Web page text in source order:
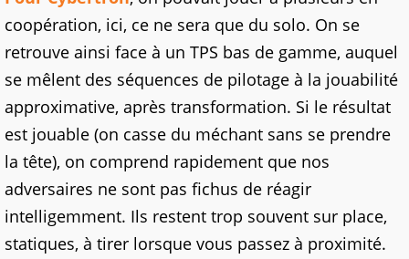
coopération, ici, ce ne sera que du solo. On se
retrouve ainsi face à un TPS bas de gamme, auquel
se mêlent des séquences de pilotage à la jouabilité
approximative, après transformation. Si le résultat
est jouable (on casse du méchant sans se prendre
la tête), on comprend rapidement que nos
adversaires ne sont pas fichus de réagir
intelligemment. Ils restent trop souvent sur place,
statiques, à tirer lorsque vous passez à proximité.